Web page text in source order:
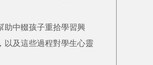
助中輟孩子重拾學習興
以及這些過程對學生心靈